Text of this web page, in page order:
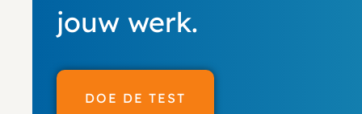
jouw werk.
DOE DE TEST